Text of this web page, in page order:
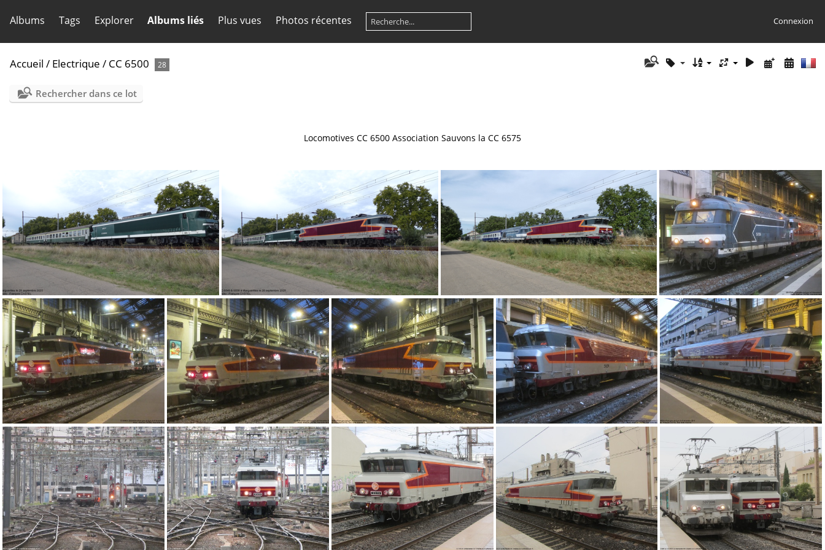
Albums Tags Explorer Albums liés Plus vues Photos récentes Connexion
Accueil / Electrique / CC 6500 28
Rechercher dans ce lot
Locomotives CC 6500 Association Sauvons la CC 6575
vlcsnap-2025-09-28-14h39m01s932 vlcsnap-2025-09-28-14h34m45s344 vlcsnap-2024-06-23-23h02m47s562 IMG 3139
IMG 3182 IMG 3184 IMG 3190 IMG 3145 IMG 3151